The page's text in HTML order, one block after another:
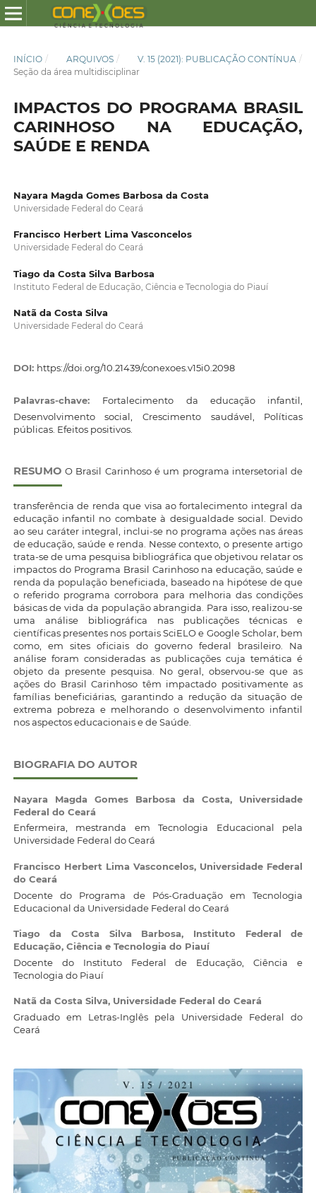
INÍCIO / ARQUIVOS / V. 15 (2021): PUBLICAÇÃO CONTÍNUA /
Seção da área multidisciplinar
IMPACTOS DO PROGRAMA BRASIL
CARINHOSO NA EDUCAÇÃO,
SAÚDE E RENDA
Nayara Magda Gomes Barbosa da Costa
Universidade Federal do Ceará
Francisco Herbert Lima Vasconcelos
Universidade Federal do Ceará
Tiago da Costa Silva Barbosa
Instituto Federal de Educação, Ciência e Tecnologia do Piauí
Natã da Costa Silva
Universidade Federal do Ceará
DOI: https://doi.org/10.21439/conexoes.v15i0.2098
Palavras-chave: Fortalecimento da educação infantil,
Desenvolvimento social, Crescimento saudável, Políticas
públicas. Efeitos positivos.
RESUMO O Brasil Carinhoso é um programa intersetorial de
transferência de renda que visa ao fortalecimento integral da
educação infantil no combate à desigualdade social. Devido
ao seu caráter integral, inclui-se no programa ações nas áreas
de educação, saúde e renda. Nesse contexto, o presente artigo
trata-se de uma pesquisa bibliográfica que objetivou relatar os
impactos do Programa Brasil Carinhoso na educação, saúde e
renda da população beneficiada, baseado na hipótese de que
o referido programa corrobora para melhoria das condições
básicas de vida da população abrangida. Para isso, realizou-se
uma análise bibliográfica nas publicações técnicas e
científicas presentes nos portais SciELO e Google Scholar, bem
como, em sites oficiais do governo federal brasileiro. Na
análise foram consideradas as publicações cuja temática é
objeto da presente pesquisa. No geral, observou-se que as
ações do Brasil Carinhoso têm impactado positivamente as
famílias beneficiárias, garantindo a redução da situação de
extrema pobreza e melhorando o desenvolvimento infantil
nos aspectos educacionais e de Saúde.
BIOGRAFIA DO AUTOR
Nayara Magda Gomes Barbosa da Costa, Universidade
Federal do Ceará
Enfermeira, mestranda em Tecnologia Educacional pela
Universidade Federal do Ceará
Francisco Herbert Lima Vasconcelos, Universidade Federal
do Ceará
Docente do Programa de Pós-Graduação em Tecnologia
Educacional da Universidade Federal do Ceará
Tiago da Costa Silva Barbosa, Instituto Federal de
Educação, Ciência e Tecnologia do Piauí
Docente do Instituto Federal de Educação, Ciência e
Tecnologia do Piauí
Natã da Costa Silva, Universidade Federal do Ceará
Graduado em Letras-Inglês pela Universidade Federal do
Ceará